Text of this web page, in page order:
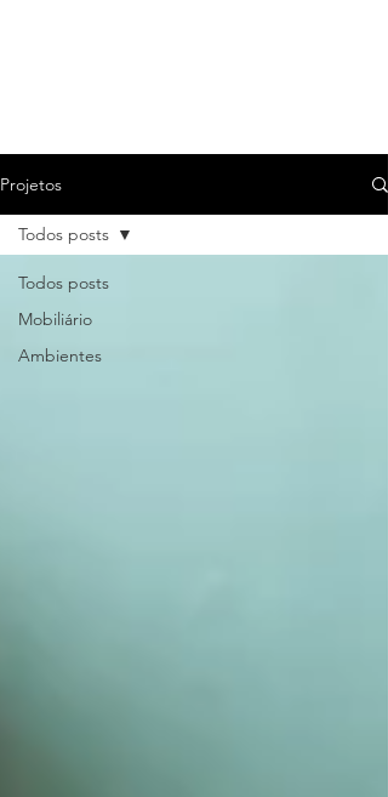
Projetos
Todos posts
Mobiliário
Ambientes
Todos posts